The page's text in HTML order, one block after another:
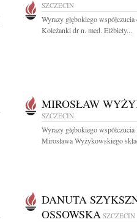
SZCZECIN
Wyrazy głębokiego
Koleżanki dr n. med. Elżbiety...
MIROSŁAW
SZCZECIN
Wyrazy głębokiego
Mirosława Wyżykowskiego
DANUTA
OSSOWSKA SZCZECIN